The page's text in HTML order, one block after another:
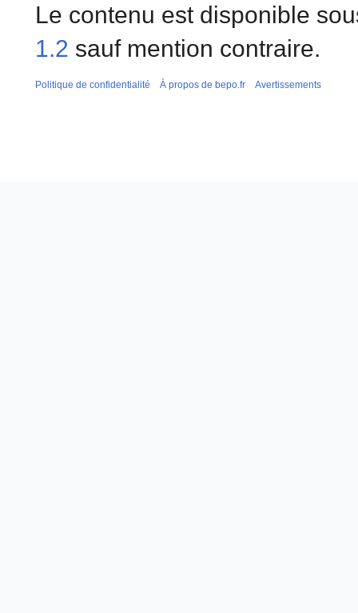
Le contenu est disponible
1.2 sauf mention contraire.
Politique de confidentialité À propos de bepo.fr Avertissements